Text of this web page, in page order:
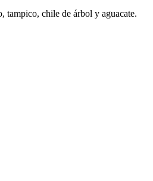
tampico, chile de árbol y aguacate.